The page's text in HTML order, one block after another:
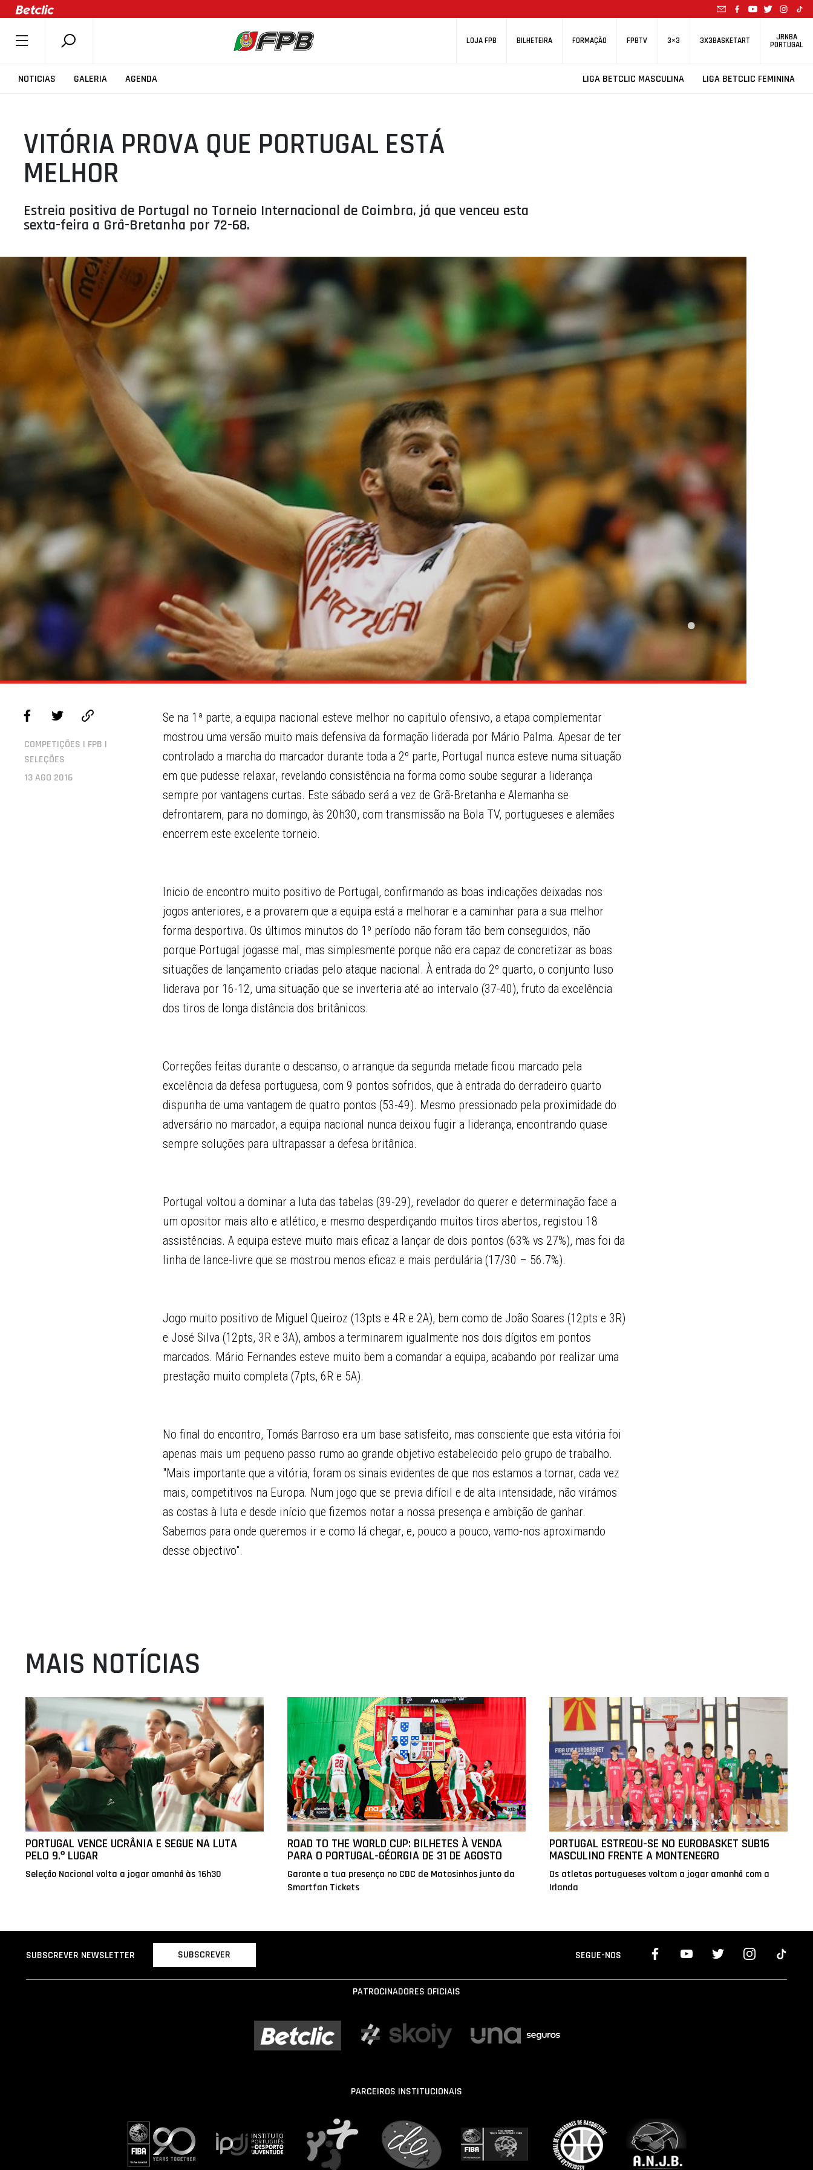
LOJA FPB BILHETEIRA FORMAÇÃO FPBTV 3×3 3X3BASKETART JRNBA
PORTUGAL
NOTICIAS GALERIA AGENDA LIGA BETCLIC MASCULINA LIGA BETCLIC FEMININA
SOBRE A FPB
COMPETIÇÕES
ASSOCIAÇÕES
CLUBES
AGENTES
AGENDA
MINIBASQUETE
ÁREA TÉCNICA
PROJETOS
VITÓRIA PROVA QUE PORTUGAL ESTÁ
MELHOR
Estreia positiva de Portugal no Torneio Internacional de Coimbra, já que venceu esta
sexta-feira a Grã-Bretanha por 72-68.
COMPETIÇÕES | FPB |
SELEÇÕES
13 AGO 2016
Se na 1ª parte, a equipa nacional esteve melhor no capitulo ofensivo, a etapa complementar
mostrou uma versão muito mais defensiva da formação liderada por Mário Palma. Apesar de ter
controlado a marcha do marcador durante toda a 2º parte, Portugal nunca esteve numa situação
em que pudesse relaxar, revelando consistência na forma como soube segurar a liderança
sempre por vantagens curtas. Este sábado será a vez de Grã-Bretanha e Alemanha se
defrontarem, para no domingo, às 20h30, com transmissão na Bola TV, portugueses e alemães
encerrem este excelente torneio.
Inicio de encontro muito positivo de Portugal, confirmando as boas indicações deixadas nos
jogos anteriores, e a provarem que a equipa está a melhorar e a caminhar para a sua melhor
forma desportiva. Os últimos minutos do 1º período não foram tão bem conseguidos, não
porque Portugal jogasse mal, mas simplesmente porque não era capaz de concretizar as boas
situações de lançamento criadas pelo ataque nacional. À entrada do 2º quarto, o conjunto luso
liderava por 16-12, uma situação que se inverteria até ao intervalo (37-40), fruto da excelência
dos tiros de longa distância dos britânicos.
Correções feitas durante o descanso, o arranque da segunda metade ficou marcado pela
excelência da defesa portuguesa, com 9 pontos sofridos, que à entrada do derradeiro quarto
dispunha de uma vantagem de quatro pontos (53-49). Mesmo pressionado pela proximidade do
adversário no marcador, a equipa nacional nunca deixou fugir a liderança, encontrando quase
sempre soluções para ultrapassar a defesa britânica.
Portugal voltou a dominar a luta das tabelas (39-29), revelador do querer e determinação face a
um opositor mais alto e atlético, e mesmo desperdiçando muitos tiros abertos, registou 18
assistências. A equipa esteve muito mais eficaz a lançar de dois pontos (63% vs 27%), mas foi da
linha de lance-livre que se mostrou menos eficaz e mais perdulária (17/30 – 56.7%).
Jogo muito positivo de Miguel Queiroz (13pts e 4R e 2A), bem como de João Soares (12pts e 3R)
e José Silva (12pts, 3R e 3A), ambos a terminarem igualmente nos dois dígitos em pontos
marcados. Mário Fernandes esteve muito bem a comandar a equipa, acabando por realizar uma
prestação muito completa (7pts, 6R e 5A).
No final do encontro, Tomás Barroso era um base satisfeito, mas consciente que esta vitória foi
apenas mais um pequeno passo rumo ao grande objetivo estabelecido pelo grupo de trabalho.
"Mais importante que a vitória, foram os sinais evidentes de que nos estamos a tornar, cada vez
mais, competitivos na Europa. Num jogo que se previa difícil e de alta intensidade, não virámos
as costas à luta e desde início que fizemos notar a nossa presença e ambição de ganhar.
Sabemos para onde queremos ir e como lá chegar, e, pouco a pouco, vamo-nos aproximando
desse objectivo".
MAIS NOTÍCIAS
PORTUGAL VENCE UCRÂNIA E SEGUE NA LUTA
PELO 9.º LUGAR
Seleção Nacional volta a jogar amanhã às 16h30
ROAD TO THE WORLD CUP: BILHETES À VENDA
PARA O PORTUGAL-GÉORGIA DE 31 DE AGOSTO
Garante a tua presença no CDC de Matosinhos junto da
Smartfan Tickets
PORTUGAL ESTREOU-SE NO EUROBASKET SUB16
MASCULINO FRENTE A MONTENEGRO
Os atletas portugueses voltam a jogar amanhã com a
Irlanda
SUBSCREVER NEWSLETTER SUBSCREVER SEGUE-NOS
PATROCINADORES OFICIAIS
PARCEIROS INSTITUCIONAIS